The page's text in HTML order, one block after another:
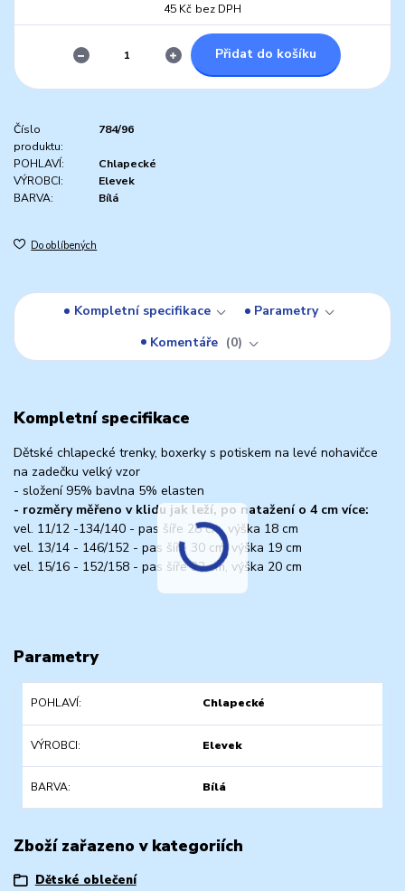
45 Kč bez DPH
Přidat do košíku
Číslo
produktu:
784/96
POHLAVÍ:
Chlapecké
VÝROBCI:
Elevek
BARVA:
Bílá
Do oblíbených
Kompletní specifikace
Parametry
Komentáře
0
Kompletní specifikace
Dětské chlapecké trenky, boxerky s potiskem na levé nohavičce
na zadečku velký vzor
- složení 95% bavlna 5% elasten
- rozměry měřeno v klidu jak leží, po natažení o 4 cm více:
vel. 11/12 -134/140 - pas šíře 28 cm, výška 18 cm
vel. 13/14 - 146/152 - pas šíře 30 cm, výška 19 cm
vel. 15/16 - 152/158 - pas šíře 32 cm, výška 20 cm
Parametry
POHLAVÍ Chlapecké
VÝROBCI Elevek
BARVA Bílá
Zboží zařazeno v kategoriích
Dětské oblečení